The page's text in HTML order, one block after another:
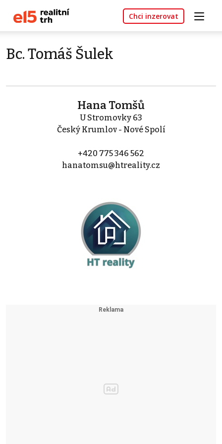
Chci inzerovat
Bc. Tomáš Šulek
Hana Tomšů
U Stromovky 63
Český Krumlov - Nové Spolí
+420 775 346 562
hanatomsu@htreality.cz